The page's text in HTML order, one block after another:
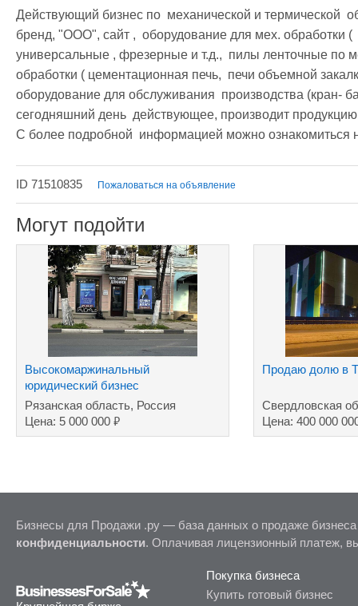
Действующий бизнес по  механической и термической
бренд, "ООО", сайт ,  оборудование для мех. обработки (
универсальные , фрезерные и т.д.,  пилы ленточные по
обработки ( цементационная печь,  печи объемной
оборудование для обслуживания  производства (кран-
сегодняшний день  действующее, производит
С более подробной  информацией можно ознакомиться
ID 71510835 Пожаловаться на объявление
Могут подойти
Высокомаржинальный
юридический бизнес
Рязанская область, Россия
Цена: 5 000 000 ₽
Продаю долю в
Свердловская
Цена: 400 000
Бизнесы для Продажи .ру — база данных о продаже
конфиденциальности. Оплачивая лицензионный платеж,
Покупка бизнеса
Купить готовый бизнес